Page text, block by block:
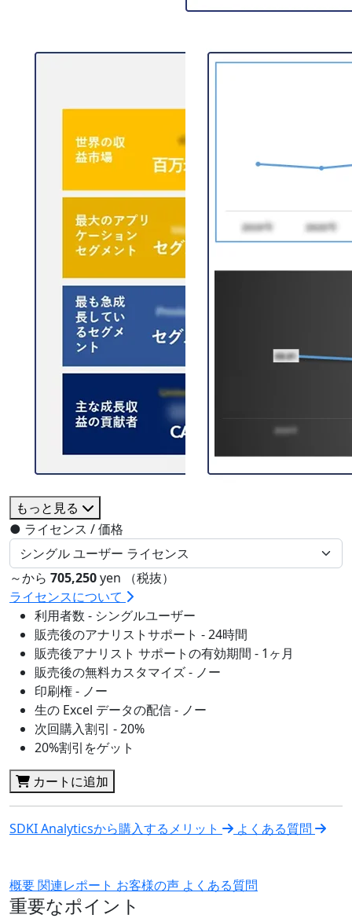
もっと見る
● ライセンス / 価格
～から 705,250yen （税抜）
ライセンスについて
利用者数 - シングルユーザー
販売後のアナリストサポート - 24時間
販売後アナリスト サポートの有効期間 - 1ヶ月
販売後の無料カスタマイズ - ノー
印刷権 - ノー
生の Excel データの配信 - ノー
次回購入割引 - 20%
20%割引をゲット
カートに追加
SDKI Analyticsから購入するメリット よくある質問
概要関連レポート お客様の声 よくある質問
重要なポイント